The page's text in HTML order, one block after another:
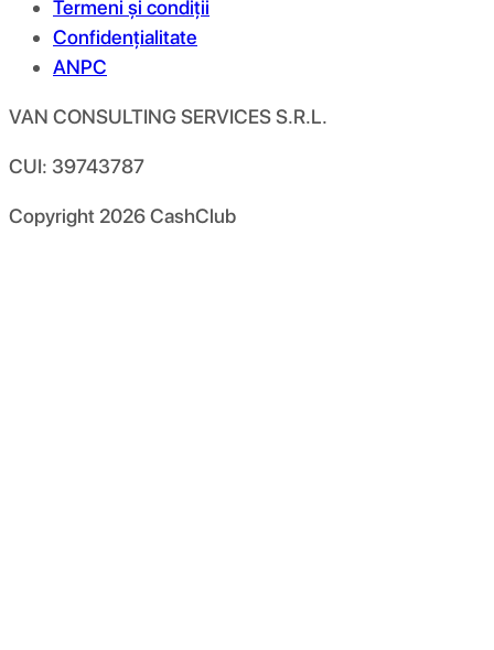
Termeni și condiții
Confidențialitate
ANPC
VAN CONSULTING SERVICES S.R.L.
CUI: 39743787
Copyright 2026CashClub